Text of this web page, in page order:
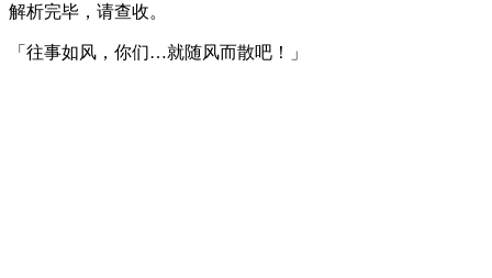
解析完毕，请查收。
「往事如风，你们…就随风而散吧！」